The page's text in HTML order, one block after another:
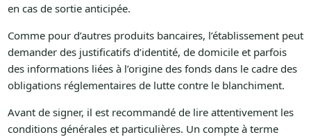
en cas de sortie anticipée.
Comme pour d’autres produits bancaires, l’établissement peut
demander des justificatifs d’identité, de domicile et parfois
des informations liées à l’origine des fonds dans le cadre des
obligations réglementaires de lutte contre le blanchiment.
Avant de signer, il est recommandé de lire attentivement les
conditions générales et particulières. Un compte à terme